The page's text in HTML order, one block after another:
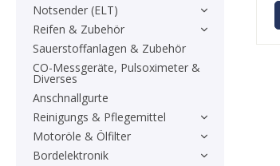
Notsender (ELT)
Reifen & Zubehör
Sauerstoffanlagen & Zubehör
CO-Messgeräte, Pulsoximeter &
Diverses
Anschnallgurte
Reinigungs & Pflegemittel
Motoröle & Ölfilter
Bordelektronik